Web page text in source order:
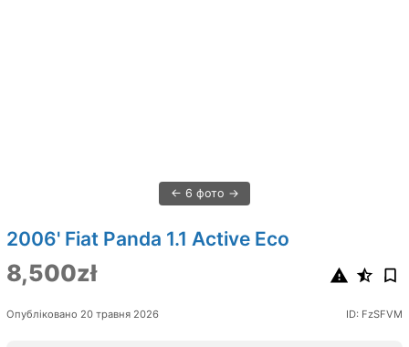
6 фото
2006' Fiat Panda 1.1 Active Eco
8,500zł
Опубліковано 20 травня 2026 ID: FzSFVM